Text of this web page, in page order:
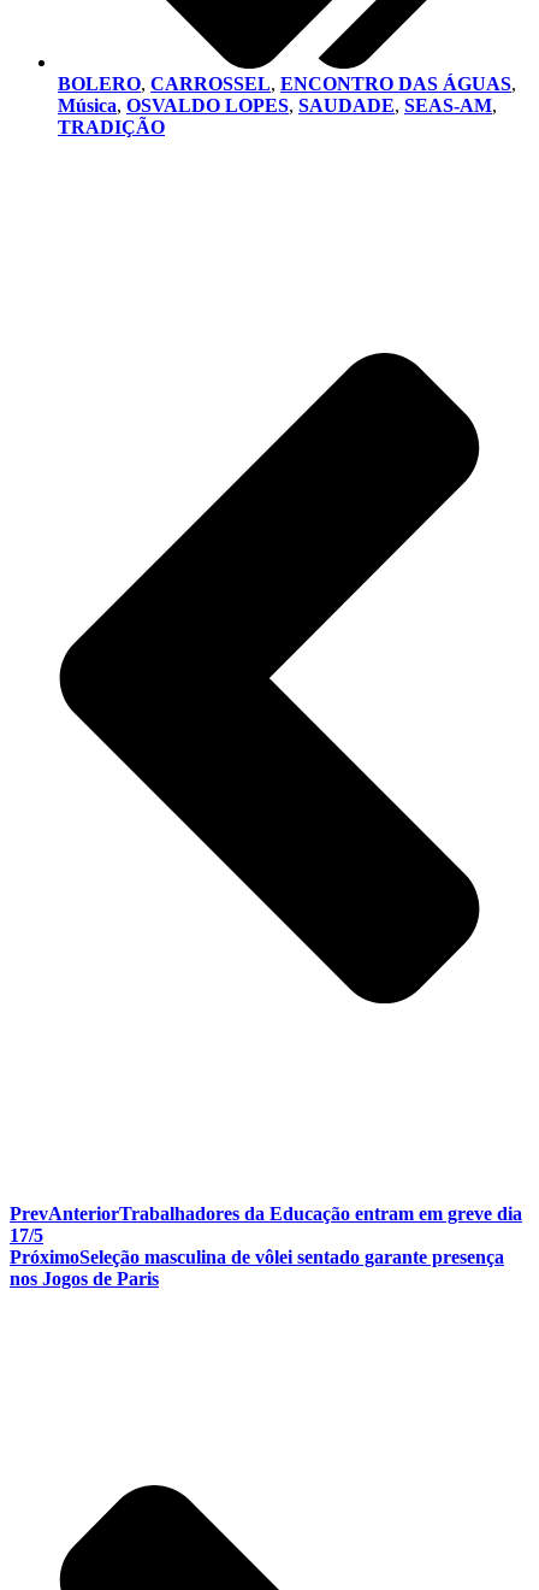
BOLERO, CARROSSEL, ENCONTRO DAS ÁGUAS,
Música, OSVALDO LOPES, SAUDADE, SEAS-AM,
TRADIÇÃO
PrevAnteriorTrabalhadores da Educação entram em greve dia
17/5
PróximoSeleção masculina de vôlei sentado garante presença
nos Jogos de Paris